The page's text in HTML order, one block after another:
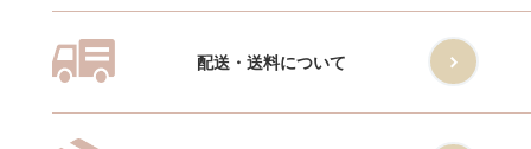
配送・送料について